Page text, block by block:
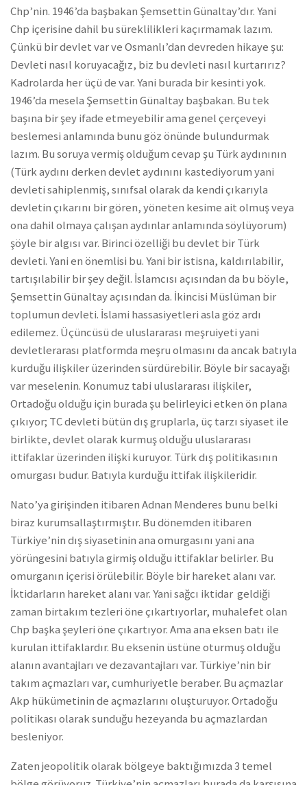
Chp’nin. 1946’da başbakan Şemsettin Günaltay’dır. Yani
Chp içerisine dahil bu süreklilikleri kaçırmamak lazım.
Çünkü bir devlet var ve Osmanlı’dan devreden hikaye şu:
Devleti nasıl koruyacağız, biz bu devleti nasıl kurtarırız?
Kadrolarda her üçü de var. Yani burada bir kesinti yok.
1946’da mesela Şemsettin Günaltay başbakan. Bu tek
başına bir şey ifade etmeyebilir ama genel çerçeveyi
beslemesi anlamında bunu göz önünde bulundurmak
lazım. Bu soruya vermiş olduğum cevap şu Türk aydınının
(Türk aydını derken devlet aydınını kastediyorum yani
devleti sahiplenmiş, sınıfsal olarak da kendi çıkarıyla
devletin çıkarını bir gören, yöneten kesime ait olmuş veya
ona dahil olmaya çalışan aydınlar anlamında söylüyorum)
şöyle bir algısı var. Birinci özelliği bu devlet bir Türk
devleti. Yani en önemlisi bu. Yani bir istisna, kaldırılabilir,
tartışılabilir bir şey değil. İslamcısı açısından da bu böyle,
Şemsettin Günaltay açısından da. İkincisi Müslüman bir
toplumun devleti. İslami hassasiyetleri asla göz ardı
edilemez. Üçüncüsü de uluslararası meşruiyeti yani
devletlerarası platformda meşru olmasını da ancak batıyla
kurduğu ilişkiler üzerinden sürdürebilir. Böyle bir sacayağı
var meselenin. Konumuz tabi uluslararası ilişkiler,
Ortadoğu olduğu için burada şu belirleyici etken ön plana
çıkıyor; TC devleti bütün dış gruplarla, üç tarzı siyaset ile
birlikte, devlet olarak kurmuş olduğu uluslararası
ittifaklar üzerinden ilişki kuruyor. Türk dış politikasının
omurgası budur. Batıyla kurduğu ittifak ilişkileridir.
Nato’ya girişinden itibaren Adnan Menderes bunu belki
biraz kurumsallaştırmıştır. Bu dönemden itibaren
Türkiye’nin dış siyasetinin ana omurgasını yani ana
yörüngesini batıyla girmiş olduğu ittifaklar belirler. Bu
omurganın içerisi örülebilir. Böyle bir hareket alanı var.
İktidarların hareket alanı var. Yani sağcı iktidar geldiği
zaman birtakım tezleri öne çıkartıyorlar, muhalefet olan
Chp başka şeyleri öne çıkartıyor. Ama ana eksen batı ile
kurulan ittifaklardır. Bu eksenin üstüne oturmuş olduğu
alanın avantajları ve dezavantajları var. Türkiye’nin bir
takım açmazları var, cumhuriyetle beraber. Bu açmazlar
Akp hükümetinin de açmazlarını oluşturuyor. Ortadoğu
politikası olarak sunduğu hezeyanda bu açmazlardan
besleniyor.
Zaten jeopolitik olarak bölgeye baktığımızda 3 temel